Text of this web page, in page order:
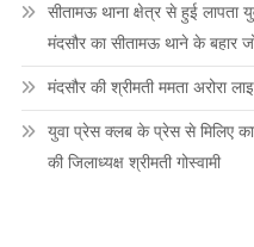
सीतामऊ थाना क्षेत्र से हुई लापता
मंदसौर का सीतामऊ थाने के बहार
मंदसौर की श्रीमती ममता अरोरा
युवा प्रेस क्लब के प्रेस से मिलिए
की जिलाध्यक्ष श्रीमती गोस्वामी